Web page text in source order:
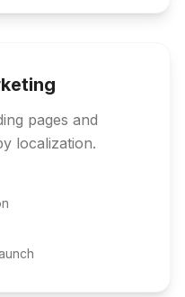
pages and
localization.